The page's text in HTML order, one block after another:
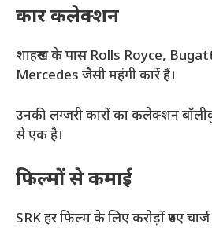
कार कलेक्शन
शाहरुख के पास Rolls Royce,
Mercedes जैसी महंगी कारें हैं।
उनकी लग्जरी कारों का कलेक्शन
से एक है।
फिल्मों से कमाई
SRK हर फिल्म के लिए करोड़ों रुपए